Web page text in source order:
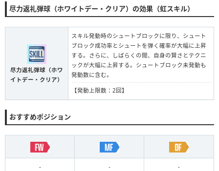
尽力返礼弾球（ホワイトデー・クリア）の効果（虹スキル）
尽力返礼弾球（ホワ
イトデー・クリア）
スキル発動時のシュートブロックに限り、シュート
ブロック成功率とシュートを弾く確率が大幅に上昇
する。さらに、しばらくの間、自身の賢さとテクニ
ックが大幅に上昇する。シュートブロック未発動も
発動数に含む。
【発動上限数：2回】
おすすめポジション
- - -